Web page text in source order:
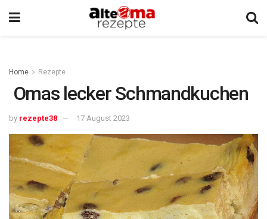
Home Rezepte
Omas lecker Schmandkuchen
by rezepte38 17 August 2023